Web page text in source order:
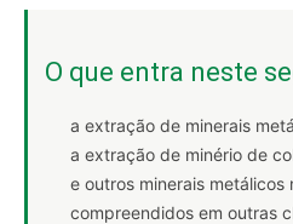
O que entra neste
a extração de minerais
a extração de minério de
e outros minerais metálicos
compreendidos em outras